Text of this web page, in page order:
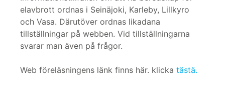
elavbrott ordnas i Seinäjoki, Karleby, Lillkyro
och Vasa. Därutöver ordnas likadana
tillställningar på webben. Vid tillställningarna
svarar man även på frågor.
Web föreläsningens länk finns här. klicka tästä.